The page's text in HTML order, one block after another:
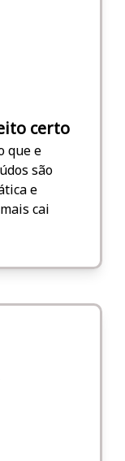
certo
que e
são
e
cai